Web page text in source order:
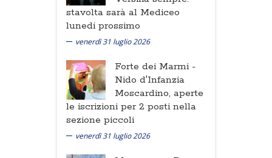
stavolta sarà al Mediceo
lunedi prossimo
venerdì 31 luglio 2026
Forte dei Marmi -
Nido d'Infanzia
Moscardino, aperte
le iscrizioni per 2 posti nella
sezione piccoli
venerdì 31 luglio 2026